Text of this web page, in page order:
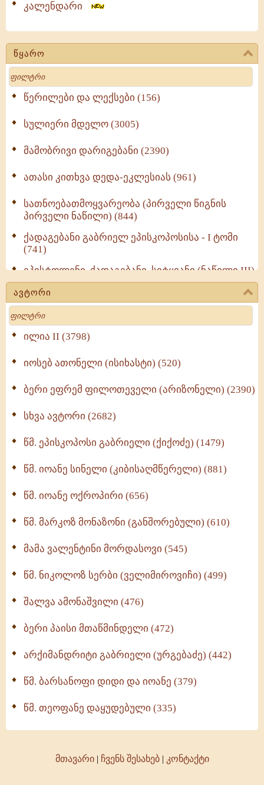
კალენდარი
წყარო
Search
წერილები და ლექსები (156)
სულიერი მდელო (3005)
მამობრივი დარიგებანი (2390)
ათასი კითხვა დედა-ეკლესიას (961)
სათნოებათმოყვარეობა (პირველი წიგნის
პირველი ნაწილი) (844)
ქადაგებანი გაბრიელ ეპისკოპოსისა - I ტომი
(741)
ეპისტოლენი, ქადაგებანი, სიტყვანი (ნაწილი III)
(723)
მოძღვრის ძალზე სასარგებლო რჩევები
მრევლისათვის (545)
Wisdomge (514)
ქადაგებანი გაბრიელ ეპისკოპოსისა - II ტომი
სულიერი ცხოვრების სახელმძღვანელო -
ნაწილი II (369)
ავტორი
Search
ილია II (3798)
იოსებ ათონელი (ისიხასტი) (520)
ბერი ეფრემ ფილოთეველი (არიზონელი) (2390)
სხვა ავტორი (2682)
წმ. ეპისკოპოსი გაბრიელი (ქიქოძე) (1479)
წმ. იოანე სინელი (კიბისაღმწერელი) (881)
წმ. იოანე ოქროპირი (656)
წმ. მარკოზ მონაზონი (განშორებული) (610)
მამა ვალენტინი მორდასოვი (545)
წმ. ნიკოლოზ სერბი (ველიმიროვიჩი) (499)
შალვა ამონაშვილი (476)
ბერი პაისი მთაწმინდელი (472)
არქიმანდრიტი გაბრიელი (ურგებაძე) (442)
წმ. ბარსანოფი დიდი და იოანე (379)
წმ. თეოფანე დაყუდებული (335)
მთავარი| ჩვენს შესახებ| კონტაქტი